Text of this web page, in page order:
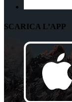
SCARICA L’APP